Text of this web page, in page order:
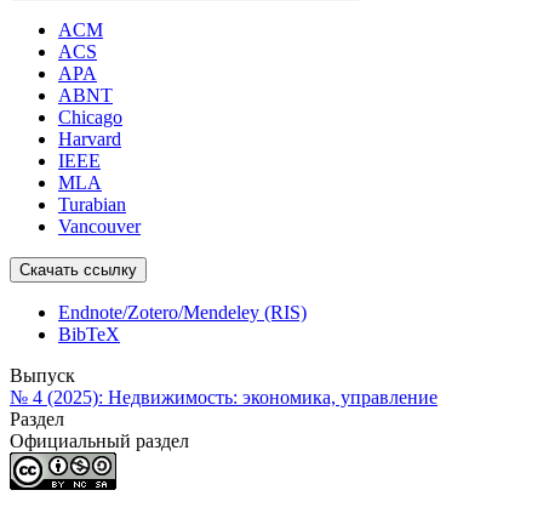
ACM
ACS
APA
ABNT
Chicago
Harvard
IEEE
MLA
Turabian
Vancouver
Скачать ссылку
Endnote/Zotero/Mendeley (RIS)
BibTeX
Выпуск
№ 4 (2025): Недвижимость: экономика, управление
Раздел
Официальный раздел